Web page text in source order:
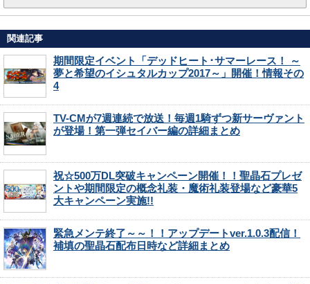
関連記事
期間限定イベント「デッドヒート･サマーレース！ ～
夢と希望のイシュタルカップ2017～」開催！情報その
4
TV-CMが7週連続で放送！毎週1騎ずつ新サーヴァント
が登場！第一弾セイバー編の詳細まとめ
祝☆500万DL突破キャンペーン開催！！聖晶石プレゼ
ントや期間限定の概念礼装・魔術礼装登場など豪華5
大キャンペーン実施!!
緊急メンテ終了～～！！アップデートver.1.0.3配信！
補填の聖晶石配布日時など詳細まとめ